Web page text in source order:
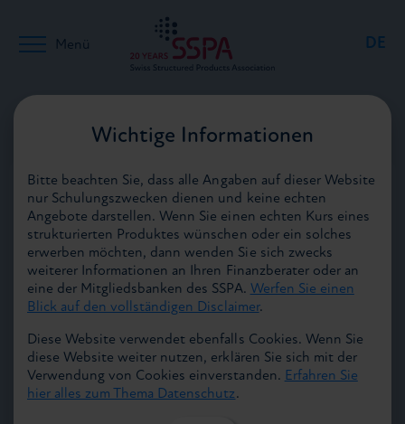
Menü DE
FR
24.01.2019
Steigerung von 20% gegenüber 2017 – Umsatz
2018 beträgt CHF 331 Mrd.
Der Umsatz mit Schweizerischen Strukturierten
Produkten der grössten SVSP Mitglieder stieg 2018
weiter markant an. Mit CHF 331 Milliarden liegt der
Wichtige Informationen
Bitte beachten Sie, dass alle Angaben auf dieser Website
nur Schulungszwecken dienen und keine echten
Angebote darstellen. Wenn Sie einen echten Kurs eines
strukturierten Produktes wünschen oder ein solches
erwerben möchten, dann wenden Sie sich zwecks
weiterer Informationen an Ihren Finanzberater oder an
eine der Mitgliedsbanken des SSPA. Werfen Sie einen
Blick auf den vollständigen Disclaimer.
Diese Website verwendet ebenfalls Cookies. Wenn Sie
diese Website weiter nutzen, erklären Sie sich mit der
Verwendung von Cookies einverstanden. Erfahren Sie
hier alles zum Thema Datenschutz.